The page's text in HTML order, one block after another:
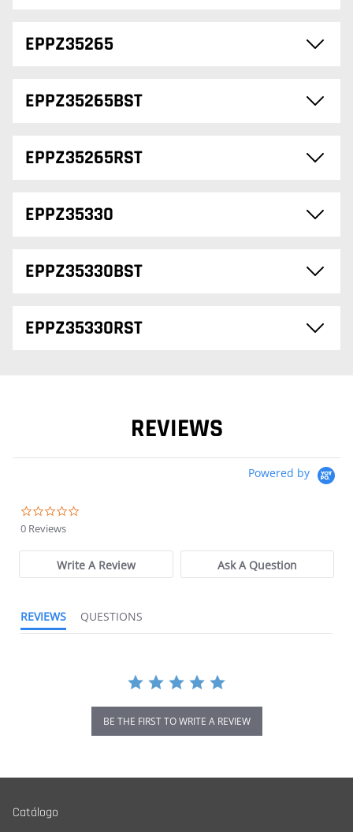
EPPZ35265
EPPZ35265BST
EPPZ35265RST
EPPZ35330
EPPZ35330BST
EPPZ35330RST
REVIEWS
Powered by
0 Reviews
Write A Review Ask A Question
REVIEWS QUESTIONS
BE THE FIRST TO WRITE A REVIEW
Catálogo